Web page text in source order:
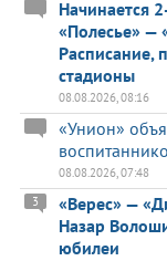
Начинается
«Полесье» —
Расписание,
стадионы
08.08.2026, 08:16
«Унион»
08.08.2026, 07:48
«Верес» —
Назар
юбилеи
3